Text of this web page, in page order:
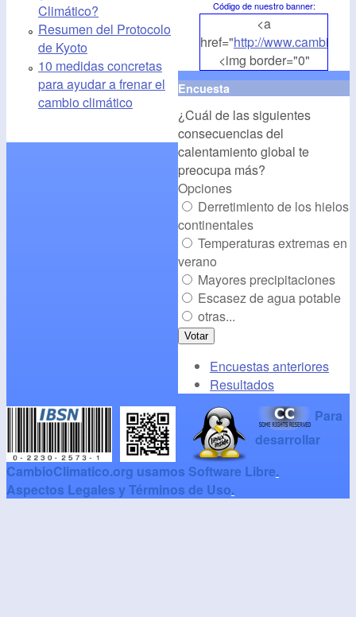
Climático?
Resumen del Protocolo
de Kyoto
10 medidas concretas
para ayudar a frenar el
cambio climático
Código de nuestro banner:
<a
href="http://
<img border="0"
align="middle"
src="http://
alt="CambioClimatico.org"
/></a>
Encuesta
¿Cuál de las siguientes
consecuencias del
calentamiento global te
preocupa más?
Opciones
Derretimiento de los hielos
continentales
Temperaturas extremas en
verano
Mayores precipitaciones
Escasez de agua potable
otras...
Encuestas anteriores
Resultados
Para
desarrollar
CambioClimatico.org usamos Software Libre.
Aspectos Legales y Términos de Uso.